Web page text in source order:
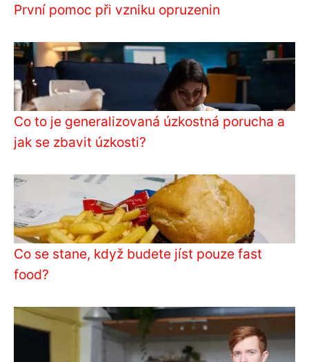
První pomoc při vzniku opruzenin
Co to je generalizovaná úzkostná porucha a
jak se zbavit úzkosti?
Co se stane, když budete jíst pouze fast
food?